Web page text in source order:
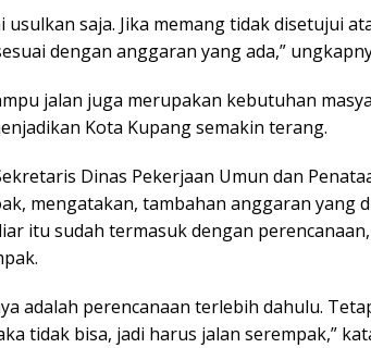
usulkan saja. Jika memang tidak disetujui
dengan anggaran yang ada,”
jalan juga merupakan kebutuhan
Kota Kupang semakin terang.
Dinas Pekerjaan Umun dan
mengatakan, tambahan anggaran yang
itu sudah termasuk dengan
adalah perencanaan terlebih dahulu.
tidak bisa, jadi harus jalan serempak,”